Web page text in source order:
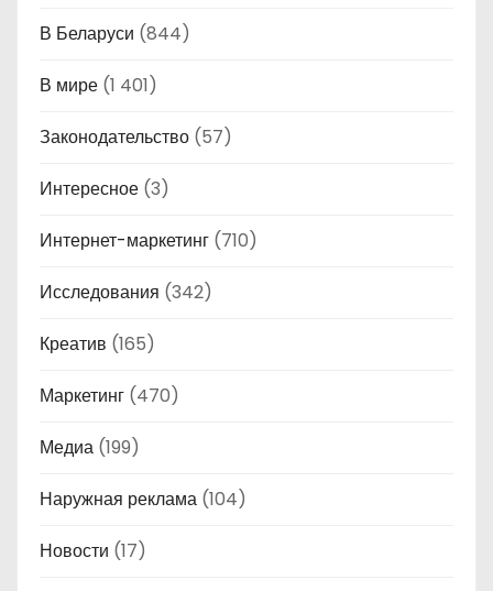
В Беларуси (844)
В мире (1 401)
Законодательство (57)
Интересное (3)
Интернет-маркетинг (710)
Исследования (342)
Креатив (165)
Маркетинг (470)
Медиа (199)
Наружная реклама (104)
Новости (17)